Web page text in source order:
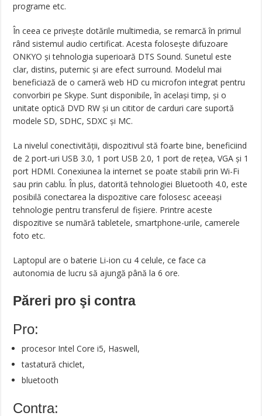
programe etc.
În ceea ce privește dotările multimedia, se remarcă în primul
rând sistemul audio certificat. Acesta folosește difuzoare
ONKYO și tehnologia superioară DTS Sound. Sunetul este
clar, distins, puternic și are efect surround. Modelul mai
beneficiază de o cameră web HD cu microfon integrat pentru
convorbiri pe Skype. Sunt disponibile, în același timp, și o
unitate optică DVD RW și un cititor de carduri care suportă
modele SD, SDHC, SDXC și MC.
La nivelul conectivității, dispozitivul stă foarte bine, beneficiind
de 2 port-uri USB 3.0, 1 port USB 2.0, 1 port de rețea, VGA și 1
port HDMI. Conexiunea la internet se poate stabili prin Wi-Fi
sau prin cablu. În plus, datorită tehnologiei Bluetooth 4.0, este
posibilă conectarea la dispozitive care folosesc aceeași
tehnologie pentru transferul de fișiere. Printre aceste
dispozitive se numără tabletele, smartphone-urile, camerele
foto etc.
Laptopul are o baterie Li-ion cu 4 celule, ce face ca
autonomia de lucru să ajungă până la 6 ore.
Păreri pro şi contra
Pro:
procesor Intel Core i5, Haswell,
tastatură chiclet,
bluetooth
Contra: